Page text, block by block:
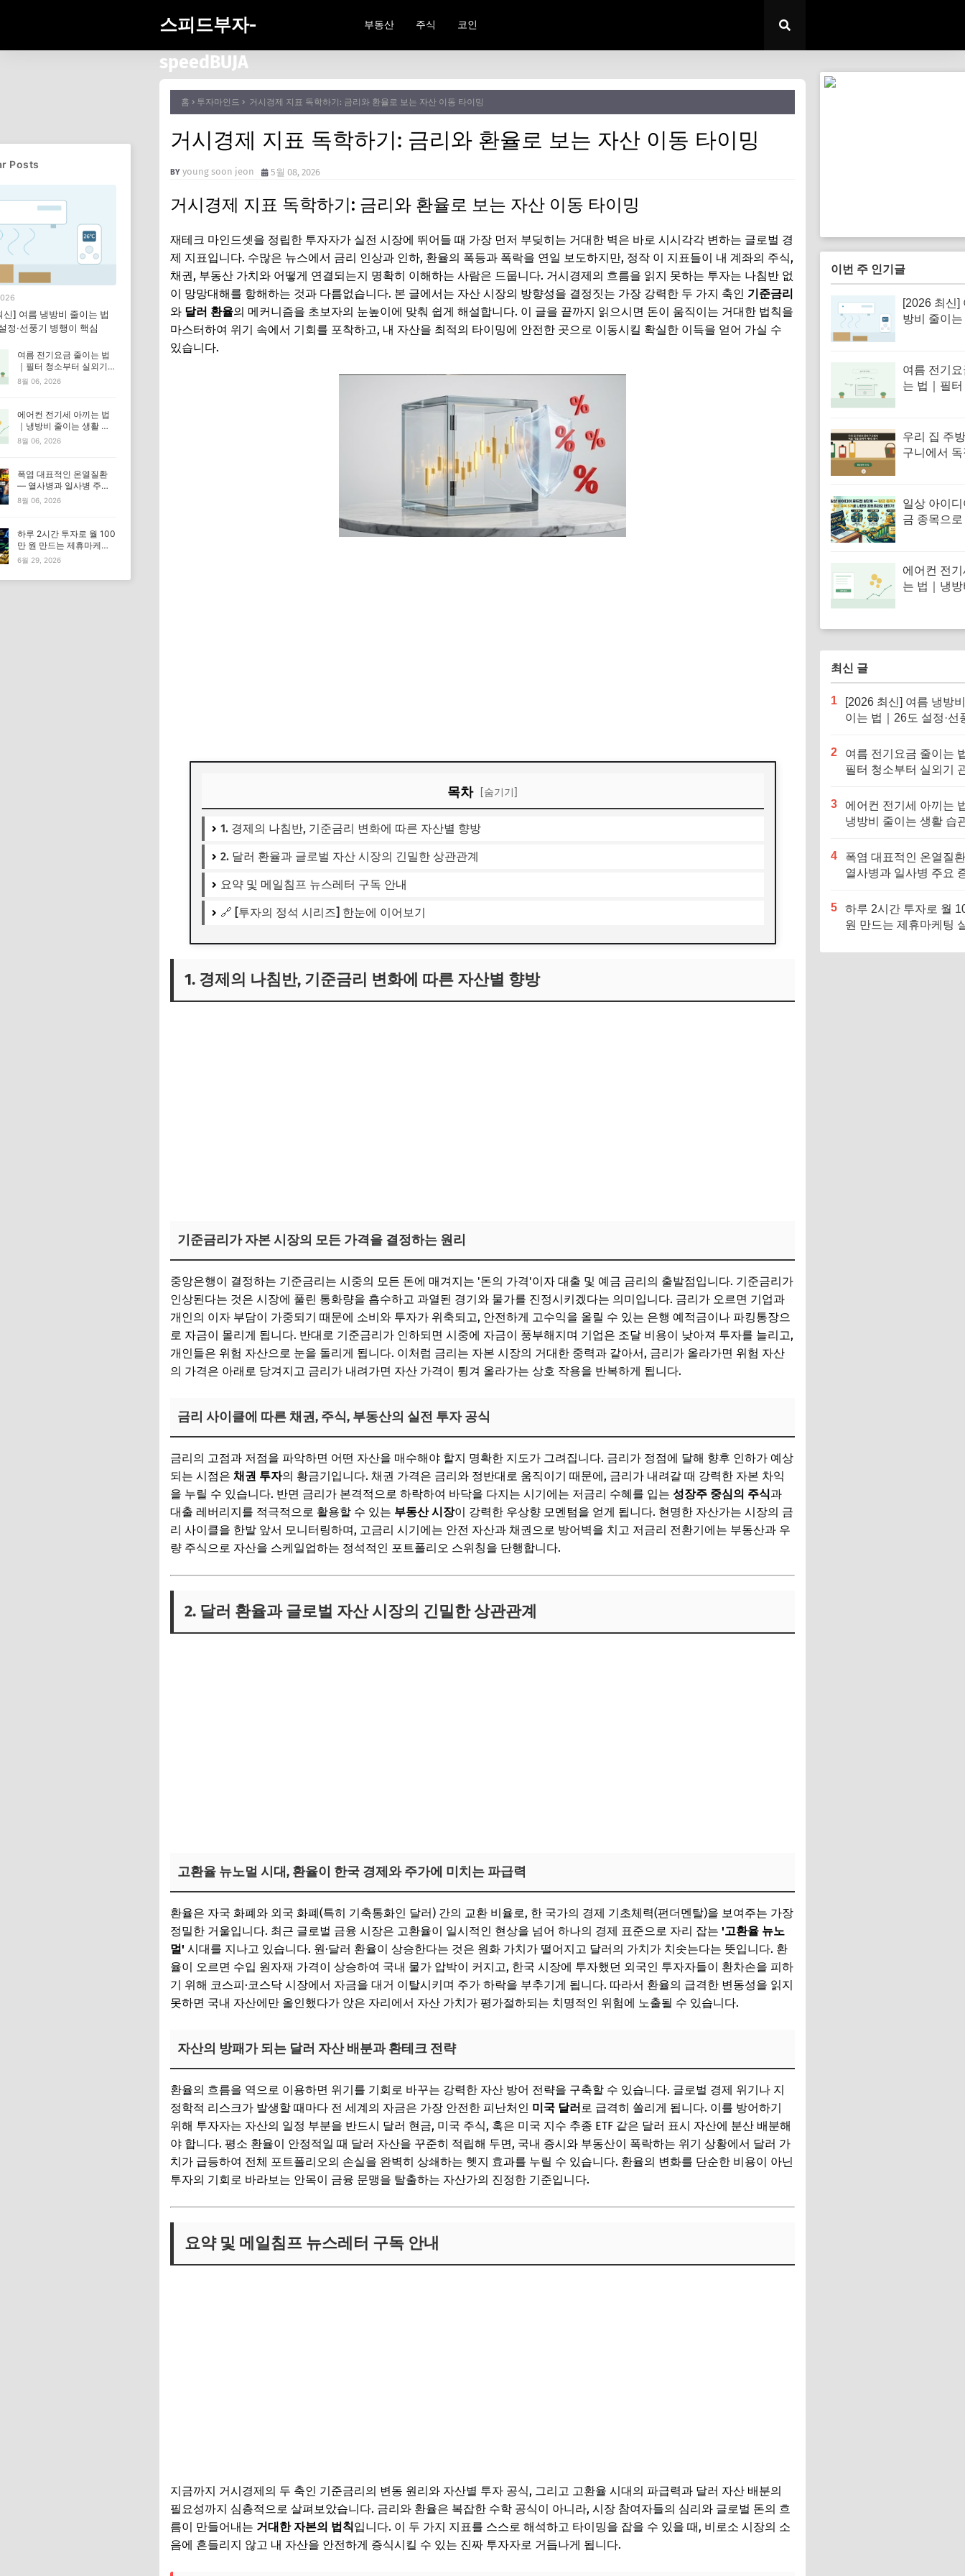
스피드부자-
speedBUJA
부동산 주식 코인
홈 투자마인드 거시경제 지표 독학하기: 금리와 환율로 보는 자산 이동 타이밍
거시경제 지표 독학하기: 금리와 환율로 보는 자산 이동 타이밍
young soon jeon 5월 08, 2026
거시경제 지표 독학하기: 금리와 환율로 보는 자산 이동 타이밍
재테크 마인드셋을 정립한 투자자가 실전 시장에 뛰어들 때 가장 먼저 부딪히는 거대한 벽은 바로 시시각각 변하는 글로벌 경
제 지표입니다. 수많은 뉴스에서 금리 인상과 인하, 환율의 폭등과 폭락을 연일 보도하지만, 정작 이 지표들이 내 계좌의 주식,
채권, 부동산 가치와 어떻게 연결되는지 명확히 이해하는 사람은 드뭅니다. 거시경제의 흐름을 읽지 못하는 투자는 나침반 없
이 망망대해를 항해하는 것과 다름없습니다. 본 글에서는 자산 시장의 방향성을 결정짓는 가장 강력한 두 가지 축인 기준금리
와 달러 환율의 메커니즘을 초보자의 눈높이에 맞춰 쉽게 해설합니다. 이 글을 끝까지 읽으시면 돈이 움직이는 거대한 법칙을
마스터하여 위기 속에서 기회를 포착하고, 내 자산을 최적의 타이밍에 안전한 곳으로 이동시킬 확실한 이득을 얻어 가실 수
있습니다.
목차 [숨기기]
1. 경제의 나침반, 기준금리 변화에 따른 자산별 향방
2. 달러 환율과 글로벌 자산 시장의 긴밀한 상관관계
요약 및 메일침프 뉴스레터 구독 안내
🔗 [투자의 정석 시리즈] 한눈에 이어보기
1. 경제의 나침반, 기준금리 변화에 따른 자산별 향방
기준금리가 자본 시장의 모든 가격을 결정하는 원리
중앙은행이 결정하는 기준금리는 시중의 모든 돈에 매겨지는 '돈의 가격'이자 대출 및 예금 금리의 출발점입니다. 기준금리가
인상된다는 것은 시장에 풀린 통화량을 흡수하고 과열된 경기와 물가를 진정시키겠다는 의미입니다. 금리가 오르면 기업과
개인의 이자 부담이 가중되기 때문에 소비와 투자가 위축되고, 안전하게 고수익을 올릴 수 있는 은행 예적금이나 파킹통장으
로 자금이 몰리게 됩니다. 반대로 기준금리가 인하되면 시중에 자금이 풍부해지며 기업은 조달 비용이 낮아져 투자를 늘리고,
개인들은 위험 자산으로 눈을 돌리게 됩니다. 이처럼 금리는 자본 시장의 거대한 중력과 같아서, 금리가 올라가면 위험 자산
의 가격은 아래로 당겨지고 금리가 내려가면 자산 가격이 튕겨 올라가는 상호 작용을 반복하게 됩니다.
금리 사이클에 따른 채권, 주식, 부동산의 실전 투자 공식
금리의 고점과 저점을 파악하면 어떤 자산을 매수해야 할지 명확한 지도가 그려집니다. 금리가 정점에 달해 향후 인하가 예상
되는 시점은 채권 투자의 황금기입니다. 채권 가격은 금리와 정반대로 움직이기 때문에, 금리가 내려갈 때 강력한 자본 차익
을 누릴 수 있습니다. 반면 금리가 본격적으로 하락하여 바닥을 다지는 시기에는 저금리 수혜를 입는 성장주 중심의 주식과
대출 레버리지를 적극적으로 활용할 수 있는 부동산 시장이 강력한 우상향 모멘텀을 얻게 됩니다. 현명한 자산가는 시장의 금
리 사이클을 한발 앞서 모니터링하며, 고금리 시기에는 안전 자산과 채권으로 방어벽을 치고 저금리 전환기에는 부동산과 우
량 주식으로 자산을 스케일업하는 정석적인 포트폴리오 스위칭을 단행합니다.
2. 달러 환율과 글로벌 자산 시장의 긴밀한 상관관계
고환율 뉴노멀 시대, 환율이 한국 경제와 주가에 미치는 파급력
환율은 자국 화폐와 외국 화폐(특히 기축통화인 달러) 간의 교환 비율로, 한 국가의 경제 기초체력(펀더멘탈)을 보여주는 가장
정밀한 거울입니다. 최근 글로벌 금융 시장은 고환율이 일시적인 현상을 넘어 하나의 경제 표준으로 자리 잡는 '고환율 뉴노
멀' 시대를 지나고 있습니다. 원·달러 환율이 상승한다는 것은 원화 가치가 떨어지고 달러의 가치가 치솟는다는 뜻입니다. 환
율이 오르면 수입 원자재 가격이 상승하여 국내 물가 압박이 커지고, 한국 시장에 투자했던 외국인 투자자들이 환차손을 피하
기 위해 코스피·코스닥 시장에서 자금을 대거 이탈시키며 주가 하락을 부추기게 됩니다. 따라서 환율의 급격한 변동성을 읽지
못하면 국내 자산에만 올인했다가 앉은 자리에서 자산 가치가 평가절하되는 치명적인 위험에 노출될 수 있습니다.
자산의 방패가 되는 달러 자산 배분과 환테크 전략
환율의 흐름을 역으로 이용하면 위기를 기회로 바꾸는 강력한 자산 방어 전략을 구축할 수 있습니다. 글로벌 경제 위기나 지
정학적 리스크가 발생할 때마다 전 세계의 자금은 가장 안전한 피난처인 미국 달러 로 급격히 쏠리게 됩니다. 이를 방어하기
위해 투자자는 자산의 일정 부분을 반드시 달러 현금, 미국 주식, 혹은 미국 지수 추종 ETF 같은 달러 표시 자산에 분산 배분해
야 합니다. 평소 환율이 안정적일 때 달러 자산을 꾸준히 적립해 두면, 국내 증시와 부동산이 폭락하는 위기 상황에서 달러 가
치가 급등하여 전체 포트폴리오의 손실을 완벽히 상쇄하는 헷지 효과를 누릴 수 있습니다. 환율의 변화를 단순한 비용이 아닌
투자의 기회로 바라보는 안목이 금융 문맹을 탈출하는 자산가의 진정한 기준입니다.
요약 및 메일침프 뉴스레터 구독 안내
지금까지 거시경제의 두 축인 기준금리의 변동 원리와 자산별 투자 공식, 그리고 고환율 시대의 파급력과 달러 자산 배분의
필요성까지 심층적으로 살펴보았습니다. 금리와 환율은 복잡한 수학 공식이 아니라, 시장 참여자들의 심리와 글로벌 돈의 흐
름이 만들어내는 거대한 자본의 법칙입니다. 이 두 가지 지표를 스스로 해석하고 타이밍을 잡을 수 있을 때, 비로소 시장의 소
음에 흔들리지 않고 내 자산을 안전하게 증식시킬 수 있는 진짜 투자자로 거듭나게 됩니다.
이번 주 인기글
[2026 최신]
방비 줄이
여름 전기
는 법｜필
우리 집 주
구니에서
일상 아이
금 종목으
오 짜는 법
에어컨 전
는 법｜냉
최신 글
1
[2026 최신] 여름 냉방
이는 법｜26도 설정·선
2
여름 전기요금 줄이는
필터 청소부터 실외기
3
에어컨 전기세 아끼는
냉방비 줄이는 생활 습
4
폭염 대표적인 온열질
열사병과 일사병 주요
5
하루 2시간 투자로 월
원 만드는 제휴마케팅
Posts
] 여름 냉방비 줄이는 법
정·선풍기 병행이 핵심
여름 전기요금 줄이는 법
｜필터 청소부터 실외기
관리까지
8월 06, 2026
에어컨 전기세 아끼는 법
｜냉방비 줄이는 생활 습
관 총정리
8월 06, 2026
폭염 대표적인 온열질환
— 열사병과 일사병 주요
증상과 대처법
8월 06, 2026
하루 2시간 투자로 월 100
만 원 만드는 제휴마케팅
실전 전략
6월 29, 2026